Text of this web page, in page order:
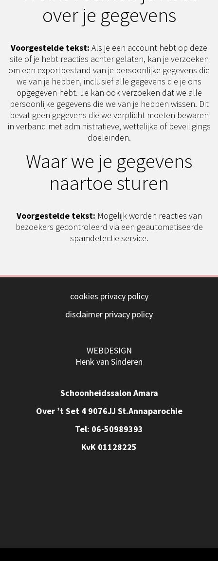
over je gegevens
Voorgestelde tekst: Als je een account hebt op deze
site of je hebt reacties achter gelaten, kan je verzoeken
om een exportbestand van je persoonlijke gegevens die
we van je hebben, inclusief alle gegevens die je ons
opgegeven hebt. Je kan ook verzoeken dat we alle
persoonlijke gegevens die we van je hebben wissen. Dit
bevat geen gegevens die we verplicht moeten bewaren
in verband met administratieve, wettelijke of beveiligings
doeleinden.
Waar we je gegevens
naartoe sturen
Voorgestelde tekst: Mogelijk worden reacties van
bezoekers gecontroleerd via een geautomatiseerde
spamdetectie service.
cookies privacy policy
disclaimer privacy policy
WEBDESIGN
Henk van Sinderen
Schoonheidssalon Amara
Over ’t Set 4 9076JJ St.Annaparochie
Tel: 06-50989393
KvK 01128225